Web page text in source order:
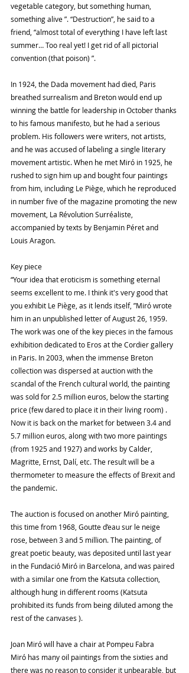
vegetable category, but something human,
something alive ”. “Destruction”, he said to a
friend, “almost total of everything I have left last
summer… Too real yet! I get rid of all pictorial
convention (that poison) ”.
In 1924, the Dada movement had died, Paris
breathed surrealism and Breton would end up
winning the battle for leadership in October thanks
to his famous manifesto, but he had a serious
problem. His followers were writers, not artists,
and he was accused of labeling a single literary
movement artistic. When he met Miró in 1925, he
rushed to sign him up and bought four paintings
from him, including Le Piège, which he reproduced
in number five of the magazine promoting the new
movement, La Révolution Surréaliste,
accompanied by texts by Benjamin Péret and
Louis Aragon.
Key piece
“Your idea that eroticism is something eternal
seems excellent to me. I think it's very good that
you exhibit Le Piège, as it lends itself, ”Miró wrote
him in an unpublished letter of August 26, 1959.
The work was one of the key pieces in the famous
exhibition dedicated to Eros at the Cordier gallery
in Paris. In 2003, when the immense Breton
collection was dispersed at auction with the
scandal of the French cultural world, the painting
was sold for 2.5 million euros, below the starting
price (few dared to place it in their living room) .
Now it is back on the market for between 3.4 and
5.7 million euros, along with two more paintings
(from 1925 and 1927) and works by Calder,
Magritte, Ernst, Dalí, etc. The result will be a
thermometer to measure the effects of Brexit and
the pandemic.
The auction is focused on another Miró painting,
this time from 1968, Goutte d’eau sur le neige
rose, between 3 and 5 million. The painting, of
great poetic beauty, was deposited until last year
in the Fundació Miró in Barcelona, ​​and was paired
with a similar one from the Katsuta collection,
although hung in different rooms (Katsuta
prohibited its funds from being diluted among the
rest of the canvases ).
Joan Miró will have a chair at Pompeu Fabra
Miró has many oil paintings from the sixties and
there was no reason to consider it unbearable, but